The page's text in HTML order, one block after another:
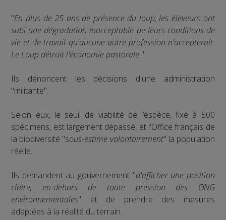
"En plus de 25 ans de présence du loup, les éleveurs ont
subi une dégradation inacceptable de leurs conditions de
vie et de travail qu'aucune autre profession n'accepterait.
Le Loup détruit l'économie pastorale."
Ils dénoncent les décisions d'une administration
"militante".
Selon eux, le seuil de viabilité de l’espèce, fixé à 500
spécimens, est largement dépassé, et l'Office français de
la biodiversité "sous-estime volontairement" la population
réelle.
Ils demandent au gouvernement "d'afficher une position
claire, en-dehors de toute pression des ONG
environnementales" et de prendre des mesures
adaptées à la réalité du terrain.